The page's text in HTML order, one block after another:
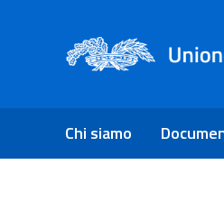
Chi siamo